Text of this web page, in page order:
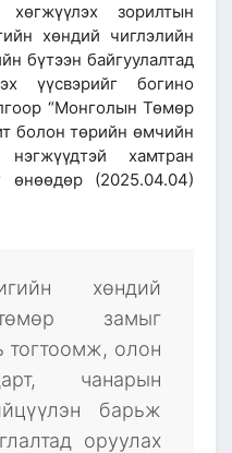
хөгжүүлэх зорилтын
хөндий чиглэлийн
бүтээн байгуулалтад
үүсвэрийг богино
“Монголын Төмөр
болон төрийн өмчийн
хамтран
(2025.04.04)
хөндий
замыг
тогтоомж, олон
чанарын
барьж
оруулах